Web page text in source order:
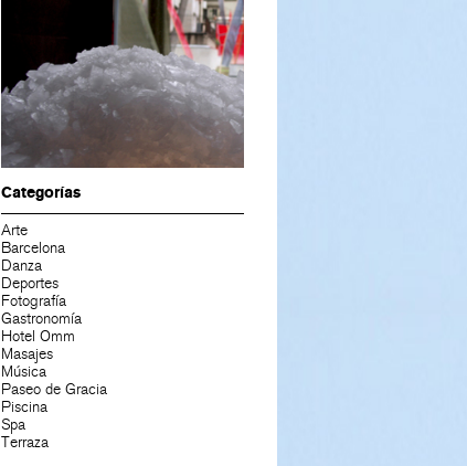
Categorías
Arte
Barcelona
Danza
Deportes
Fotografía
Gastronomía
Hotel Omm
Masajes
Música
Paseo de Gracia
Piscina
Spa
Terraza